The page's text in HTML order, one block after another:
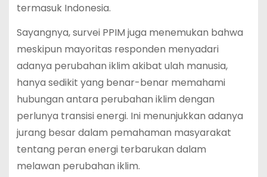
termasuk Indonesia.
Sayangnya, survei PPIM juga menemukan bahwa
meskipun mayoritas responden menyadari
adanya perubahan iklim akibat ulah manusia,
hanya sedikit yang benar-benar memahami
hubungan antara perubahan iklim dengan
perlunya transisi energi. Ini menunjukkan adanya
jurang besar dalam pemahaman masyarakat
tentang peran energi terbarukan dalam
melawan perubahan iklim.